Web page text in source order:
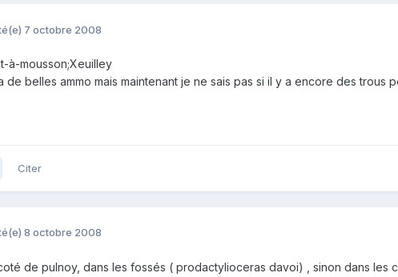
7 octobre 2008
à-mousson;Xeuilley
de belles ammo mais maintenant je ne sais pas si il y a encore des trous
Citer
8 octobre 2008
de pulnoy, dans les fossés ( prodactylioceras davoi) , sinon dans les